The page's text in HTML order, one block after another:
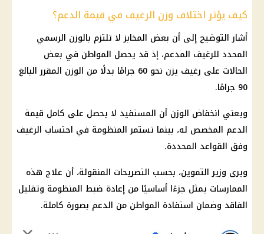
كيف يؤثر اختلاف وزن الرغيف في قيمة الدعم؟
أشار التوضيح إلى أن بعض المخابز لا تلتزم بالوزن الرسمي
المحدد للرغيف المدعم، إذ قد يحصل المواطن في بعض
الحالات على رغيف يزن نحو 60 جرامًا بدلًا من الوزن المقرر البالغ
90 جرامًا.
ويعني انخفاض الوزن أن المستفيد لا يحصل على كامل قيمة
الدعم المخصص له، بينما تستمر المنظومة في احتساب الرغيف
وفق القواعد المحددة.
ويرى وزير التموين، بحسب التصريحات المنقولة، أن علاج هذه
الممارسات يمثل جزءًا أساسيًا من إعادة ضبط المنظومة وتقليل
الفاقد وضمان استفادة المواطن من الدعم بصورة كاملة.